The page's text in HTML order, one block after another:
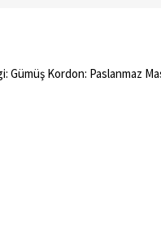
Gümüş Kordon: Paslanmaz